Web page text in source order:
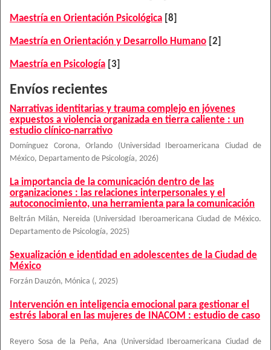
Maestría en Orientación Psicológica [8]
Maestría en Orientación y Desarrollo Humano [2]
Maestría en Psicología [3]
Envíos recientes
Narrativas identitarias y trauma complejo en jóvenes
expuestos a violencia organizada en tierra caliente : un
estudio clínico-narrativo
Domínguez Corona, Orlando (Universidad Iberoamericana Ciudad de
México, Departamento de Psicología, 2026)
La importancia de la comunicación dentro de las
organizaciones : las relaciones interpersonales y el
autoconocimiento, una herramienta para la comunicación
Beltrán Milán, Nereida (Universidad Iberoamericana Ciudad de México.
Departamento de Psicología, 2025)
Sexualización e identidad en adolescentes de la Ciudad de
México
Forzán Dauzón, Mónica (, 2025)
Intervención en inteligencia emocional para gestionar el
estrés laboral en las mujeres de INACOM : estudio de caso
Reyero Sosa de la Peña, Ana (Universidad Iberoamericana Ciudad de